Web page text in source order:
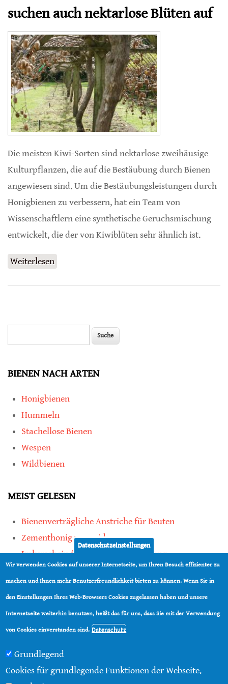
suchen auch nektarlose Blüten auf
Die meisten Kiwi-Sorten sind nektarlose zweihäusige
Kulturpflanzen, die auf die Bestäubung durch Bienen
angewiesen sind. Um die Bestäubungsleistungen durch
Honigbienen zu verbessern, hat ein Team von
Wissenschaftlern eine synthetische Geruchsmischung
entwickelt, die der von Kiwiblüten sehr ähnlich ist.
Weiterlesen
BIENEN NACH ARTEN
Honigbienen
Hummeln
Stachellose Bienen
Wespen
Wildbienen
MEIST GELESEN
Bienenverträgliche Anstriche für Beuten
Zementhonig vermeiden
Imkerschein für Honigbienen-Haltung
Kauf von Mittelwänden ist Vertrauenssache
teilen
Datenschutzeinstellungen
Wir verwenden Cookies auf unserer Internetseite, um Ihren Besuch effizienter zu
machen und Ihnen mehr Benutzerfreundlichkeit bieten zu können. Wenn Sie in
den Einstellungen Ihres Web-Browsers Cookies zugelassen haben und unsere
Internetseite weiterhin benutzen, heißt das für uns, dass Sie mit der Verwendung
von Cookies einverstanden sind. Datenschutz
Grundlegend
Cookies für grundlegende Funktionen der Webseite.